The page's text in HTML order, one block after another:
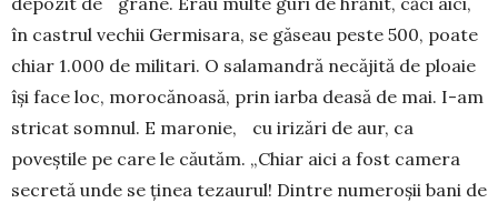
în castrul vechii Germisara, se găseau peste 500, poate
chiar 1.000 de militari. O salamandră ne­căjită de ploaie
își face loc, morocănoasă, prin iar­ba deasă de mai. I-am
stricat somnul. E maronie, cu irizări de aur, ca
poveștile pe care le căutăm. „Chiar aici a fost ca­mera
secretă unde se ținea tezaurul! Dintre nu­me­roșii bani de